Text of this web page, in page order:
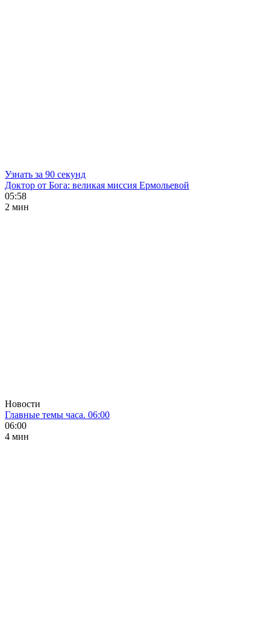
Узнать за 90 секунд
Доктор от Бога: великая миссия Ермольевой
05:58
2 мин
Новости
Главные темы часа. 06:00
06:00
4 мин